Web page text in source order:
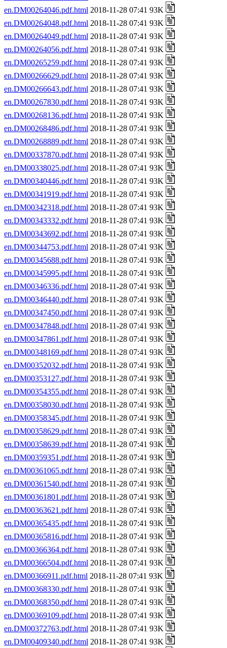
en.DM00264046.pdf.html 2018-11-28 07:41 93K
en.DM00264048.pdf.html 2018-11-28 07:41 93K
en.DM00264049.pdf.html 2018-11-28 07:41 93K
en.DM00264056.pdf.html 2018-11-28 07:41 93K
en.DM00265259.pdf.html 2018-11-28 07:41 93K
en.DM00266629.pdf.html 2018-11-28 07:41 93K
en.DM00266643.pdf.html 2018-11-28 07:41 93K
en.DM00267830.pdf.html 2018-11-28 07:41 93K
en.DM00268136.pdf.html 2018-11-28 07:41 93K
en.DM00268486.pdf.html 2018-11-28 07:41 93K
en.DM00268889.pdf.html 2018-11-28 07:41 93K
en.DM00337870.pdf.html 2018-11-28 07:41 93K
en.DM00338025.pdf.html 2018-11-28 07:41 93K
en.DM00340446.pdf.html 2018-11-28 07:41 93K
en.DM00341919.pdf.html 2018-11-28 07:41 93K
en.DM00342318.pdf.html 2018-11-28 07:41 93K
en.DM00343332.pdf.html 2018-11-28 07:41 93K
en.DM00343692.pdf.html 2018-11-28 07:41 93K
en.DM00344753.pdf.html 2018-11-28 07:41 93K
en.DM00345688.pdf.html 2018-11-28 07:41 93K
en.DM00345995.pdf.html 2018-11-28 07:41 93K
en.DM00346336.pdf.html 2018-11-28 07:41 93K
en.DM00346440.pdf.html 2018-11-28 07:41 93K
en.DM00347450.pdf.html 2018-11-28 07:41 93K
en.DM00347848.pdf.html 2018-11-28 07:41 93K
en.DM00347861.pdf.html 2018-11-28 07:41 93K
en.DM00348169.pdf.html 2018-11-28 07:41 93K
en.DM00352032.pdf.html 2018-11-28 07:41 93K
en.DM00353127.pdf.html 2018-11-28 07:41 93K
en.DM00354355.pdf.html 2018-11-28 07:41 93K
en.DM00358030.pdf.html 2018-11-28 07:41 93K
en.DM00358345.pdf.html 2018-11-28 07:41 93K
en.DM00358629.pdf.html 2018-11-28 07:41 93K
en.DM00358639.pdf.html 2018-11-28 07:41 93K
en.DM00359351.pdf.html 2018-11-28 07:41 93K
en.DM00361065.pdf.html 2018-11-28 07:41 93K
en.DM00361540.pdf.html 2018-11-28 07:41 93K
en.DM00361801.pdf.html 2018-11-28 07:41 93K
en.DM00363621.pdf.html 2018-11-28 07:41 93K
en.DM00365435.pdf.html 2018-11-28 07:41 93K
en.DM00365816.pdf.html 2018-11-28 07:41 93K
en.DM00366364.pdf.html 2018-11-28 07:41 93K
en.DM00366504.pdf.html 2018-11-28 07:41 93K
en.DM00366911.pdf.html 2018-11-28 07:41 93K
en.DM00368330.pdf.html 2018-11-28 07:41 93K
en.DM00368350.pdf.html 2018-11-28 07:41 93K
en.DM00369109.pdf.html 2018-11-28 07:41 93K
en.DM00372763.pdf.html 2018-11-28 07:41 93K
en.DM00409340.pdf.html 2018-11-28 07:41 93K